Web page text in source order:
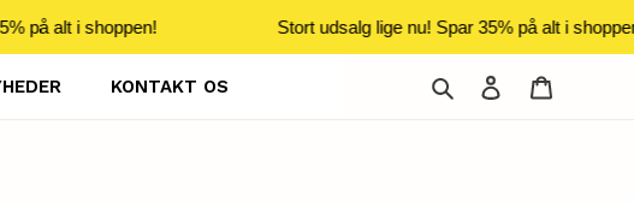
på alt i shoppen!
Stort udsalg lige nu! Spar 35% på alt i
KONTAKT OS Søg Log ind